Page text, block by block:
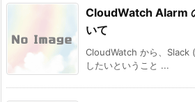
CloudWatch Alarm
いて
CloudWatch から、Slack
したいということ ...